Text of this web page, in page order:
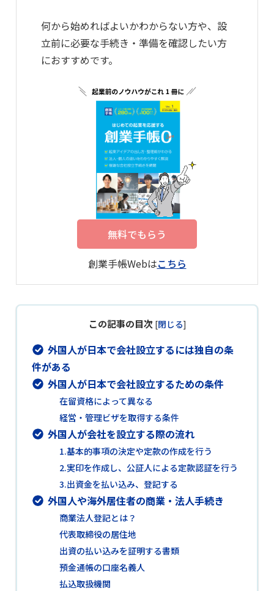
何から始めればよいかわからない方や、設
立前に必要な手続き・準備を確認したい方
におすすめです。
無料でもらう
創業手帳Webはこちら
この記事の目次 [閉じる]
外国人が日本で会社設立するには独自の条
件がある
外国人が日本で会社設立するための条件
在留資格によって異なる
経営・管理ビザを取得する条件
外国人が会社を設立する際の流れ
1.基本的事項の決定や定款の作成を行う
2.実印を作成し、公証人による定款認証を行う
3.出資金を払い込み、登記する
外国人や海外居住者の商業・法人手続き
商業法人登記とは？
代表取締役の居住地
出資の払い込みを証明する書類
預金通帳の口座名義人
払込取扱機関